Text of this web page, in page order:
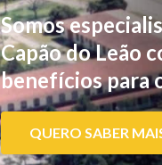
Somos
Capão do Leão
benefícios para
QUERO SABER